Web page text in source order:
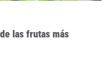
las frutas más